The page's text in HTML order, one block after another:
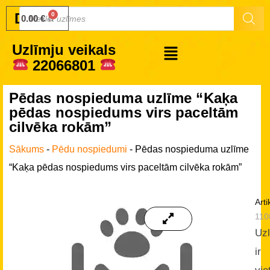
Druku.lv
0.00€
Uzlīmju veikals
22066801
Pēdas nospieduma uzlīme “Kaķa
pēdas nospiedums virs paceltām
cilvēka rokām”
Sākums - Pēdu nospiedumi - Pēdas nospieduma uzlīme
“Kaķa pēdas nospiedums virs paceltām cilvēka rokām”
ir